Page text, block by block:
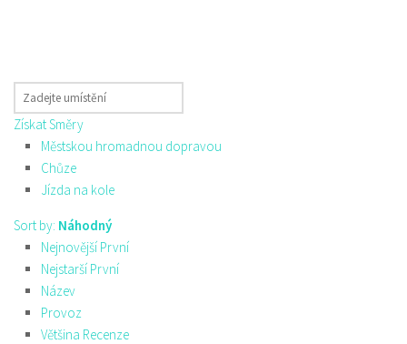
Získat Směry
Městskou hromadnou dopravou
Chůze
Jízda na kole
Sort by: Náhodný
Nejnovější První
Nejstarší První
Název
Provoz
Většina Recenze